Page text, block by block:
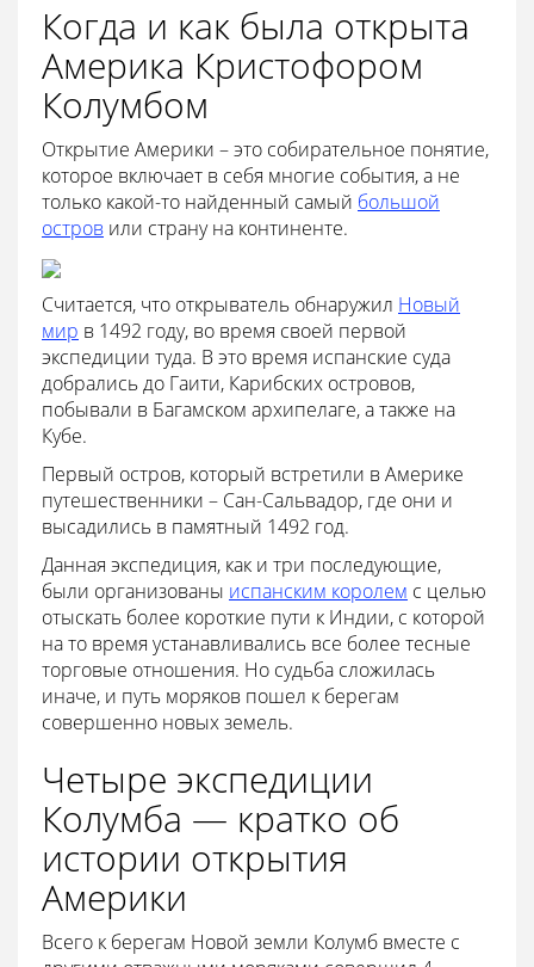
Когда и как была открыта
Америка Кристофором
Колумбом
Открытие Америки – это собирательное понятие,
которое включает в себя многие события, а не
только какой-то найденный самый большой
остров или страну на континенте.
Считается, что открыватель обнаружил Новый
мир в 1492 году, во время своей первой
экспедиции туда. В это время испанские суда
добрались до Гаити, Карибских островов,
побывали в Багамском архипелаге, а также на
Кубе.
Первый остров, который встретили в Америке
путешественники – Сан-Сальвадор, где они и
высадились в памятный 1492 год.
Данная экспедиция, как и три последующие,
были организованы испанским королем с целью
отыскать более короткие пути к Индии, с которой
на то время устанавливались все более тесные
торговые отношения. Но судьба сложилась
иначе, и путь моряков пошел к берегам
совершенно новых земель.
Четыре экспедиции
Колумба — кратко об
истории открытия
Америки
Всего к берегам Новой земли Колумб вместе с